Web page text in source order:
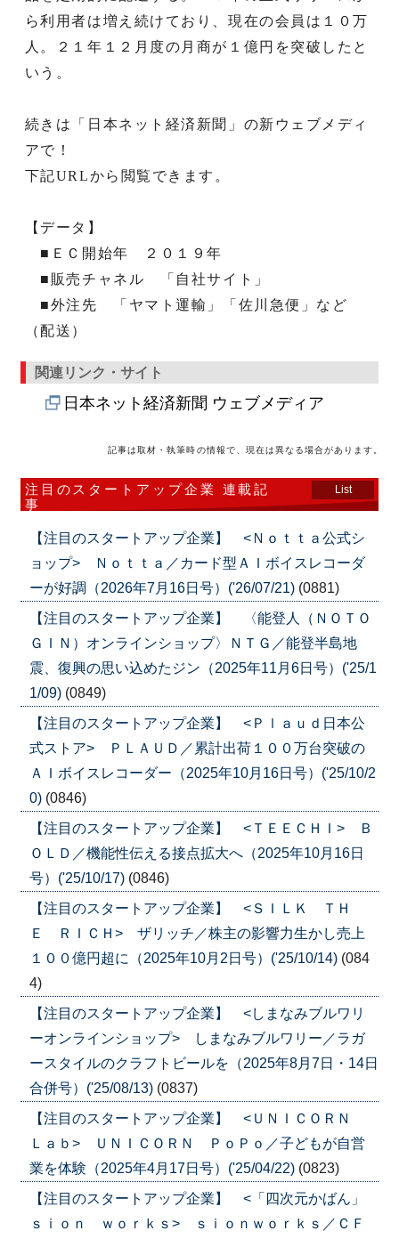
ら利用者は増え続けており、現在の会員は１０万
人。２１年１２月度の月商が１億円を突破したと
いう。
続きは「日本ネット経済新聞」の新ウェブメディ
アで！
下記URLから閲覧できます。
【データ】
■ＥＣ開始年 ２０１９年
■販売チャネル 「自社サイト」
■外注先 「ヤマト運輸」「佐川急便」など
（配送）
関連リンク・サイト
日本ネット経済新聞 ウェブメディア
記事は取材・執筆時の情報で、現在は異なる場合があります。
注目のスタートアップ企業 連載記
事
List
【注目のスタートアップ企業】 <Ｎｏｔｔａ公式シ
ョップ> Ｎｏｔｔａ／カード型ＡＩボイスレコーダ
ーが好調（2026年7月16日号）('26/07/21) (0881)
【注目のスタートアップ企業】 〈能登人（ＮＯＴＯ
ＧＩＮ）オンラインショップ〉ＮＴＧ／能登半島地
震、復興の思い込めたジン（2025年11月6日号）('25/1
1/09) (0849)
【注目のスタートアップ企業】 <Ｐｌａｕｄ日本公
式ストア> ＰＬＡＵＤ／累計出荷１００万台突破の
ＡＩボイスレコーダー（2025年10月16日号）('25/10/2
0) (0846)
【注目のスタートアップ企業】 <ＴＥＥＣＨＩ> Ｂ
ＯＬＤ／機能性伝える接点拡大へ（2025年10月16日
号）('25/10/17) (0846)
【注目のスタートアップ企業】 <ＳＩＬＫ ＴＨ
Ｅ ＲＩＣＨ> ザリッチ／株主の影響力生かし売上
１００億円超に（2025年10月2日号）('25/10/14) (084
4)
【注目のスタートアップ企業】 <しまなみブルワリ
ーオンラインショップ> しまなみブルワリー／ラガ
ースタイルのクラフトビールを（2025年8月7日・14日
合併号）('25/08/13) (0837)
【注目のスタートアップ企業】 <ＵＮＩＣＯＲＮ
Ｌａｂ> ＵＮＩＣＯＲＮ ＰｏＰｏ／子どもが自営
業を体験（2025年4月17日号）('25/04/22) (0823)
【注目のスタートアップ企業】 <「四次元かばん」
ｓｉｏｎ ｗｏｒｋｓ> ｓｉｏｎｗｏｒｋｓ／ＣＦ